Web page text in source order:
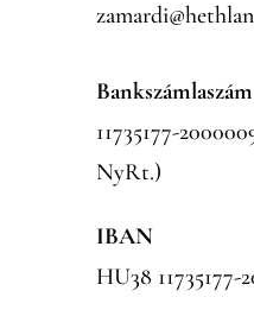
Bankszámlaszám
11735177-
NyRt.)
IBAN
HU38